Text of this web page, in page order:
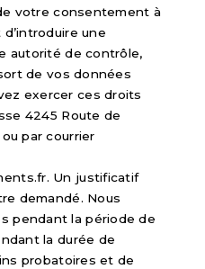
votre consentement à
une
autorité de contrôle,
de vos données
exercer ces droits
4245 Route de
par courrier
Un justificatif
demandé. Nous
pendant la période de
la durée de
probatoires et de